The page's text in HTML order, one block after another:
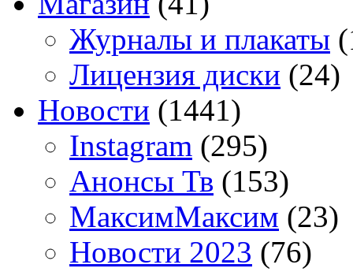
Журналы и плакаты
Лицензия диски (24)
Новости (1441)
Instagram (295)
Анонсы Тв (153)
МаксимМаксим (23)
Новости 2023 (76)